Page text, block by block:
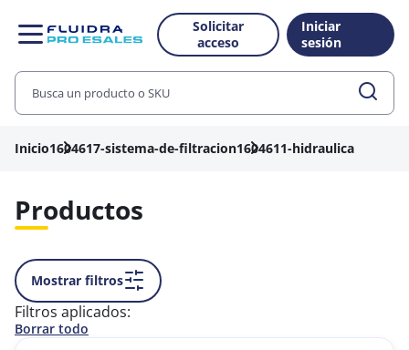
Solicitar
acceso
Iniciar
sesión
Inicio1604617-sistema-de-filtracion1604611-hidraulica
Productos
Mostrar filtros
Filtros aplicados:
Borrar todo